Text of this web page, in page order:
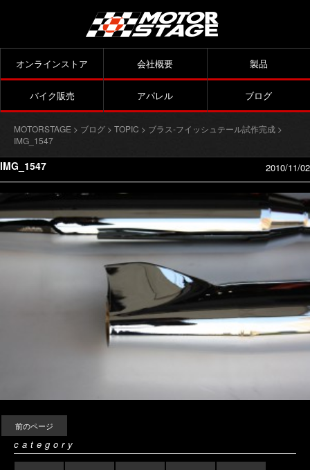
オンラインストア 会社概要 製品
バイク販売 アパレル ブログ
MOTORSTAGE > ブログ > TOPIC > ブラス-フイッシュテール試作完成 >
IMG_1547
IMG_1547 2010/11/02
前のページ
category